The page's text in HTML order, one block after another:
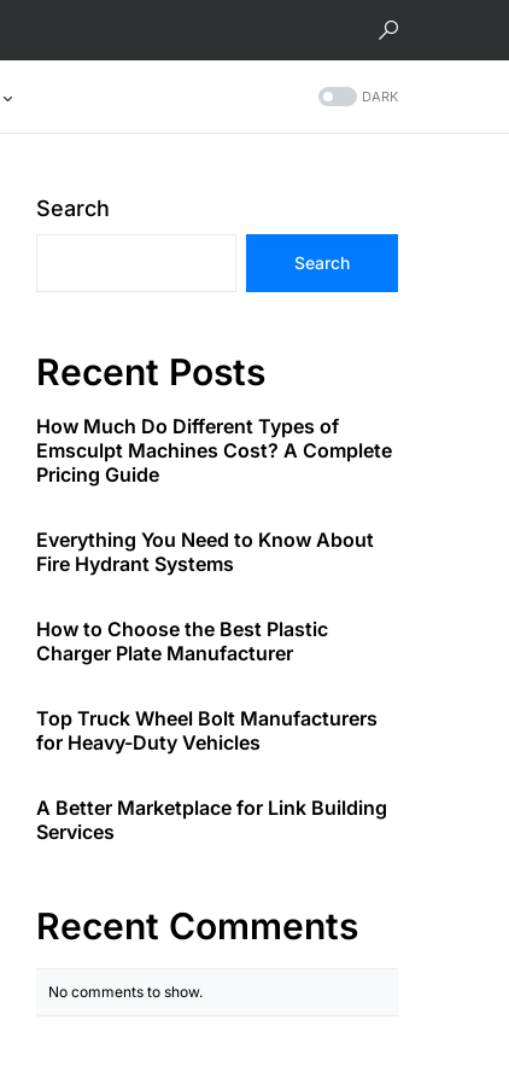
DARK
Search
Search
Recent Posts
How Much Do Different Types of
Emsculpt Machines Cost? A Complete
Pricing Guide
Everything You Need to Know About
Fire Hydrant Systems
How to Choose the Best Plastic
Charger Plate Manufacturer
Top Truck Wheel Bolt Manufacturers
for Heavy-Duty Vehicles
A Better Marketplace for Link Building
Services
Recent Comments
No comments to show.